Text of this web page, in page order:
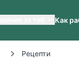
Как
Рецепти